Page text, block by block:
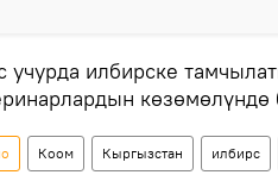
учурда илбирске
Коом Кыргызстан илбирс